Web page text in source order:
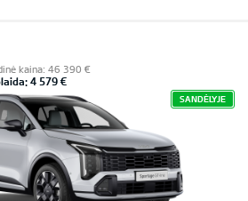
kaina: 46 390 €
4 579 €
SANDĖLYJE